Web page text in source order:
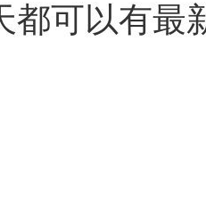
都可以有最